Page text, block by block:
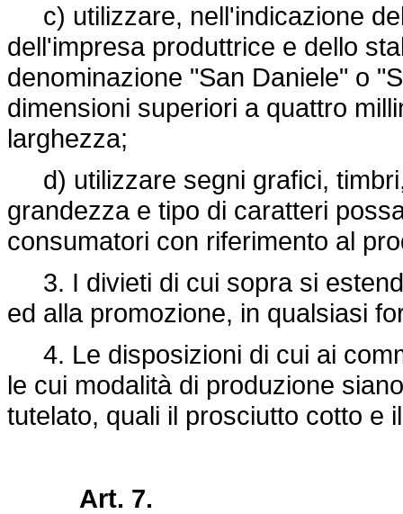
c) utilizzare, nell'indicazione
dell'impresa produttrice e dello
denominazione "San Daniele" o
dimensioni superiori a quattro
larghezza;
d) utilizzare segni grafici,
grandezza e tipo di caratteri
consumatori con riferimento al
3. I divieti di cui sopra si
ed alla promozione, in qualsiasi
4. Le disposizioni di cui ai
le cui modalità di produzione
tutelato, quali il prosciutto cotto e
Art. 7.